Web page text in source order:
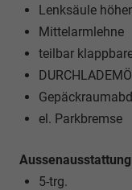
Lenksäule
Mittelarmlehne
teilbar
el. Parkbremse
Aussenausstattung
5-trg.